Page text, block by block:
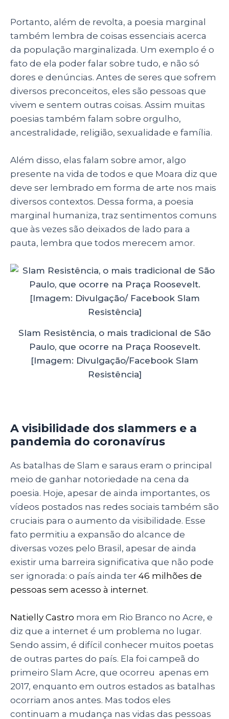
Portanto, além de revolta, a poesia marginal
também lembra de coisas essenciais acerca
da população marginalizada. Um exemplo é o
fato de ela poder falar sobre tudo, e não só
dores e denúncias. Antes de seres que sofrem
diversos preconceitos, eles são pessoas que
vivem e sentem outras coisas. Assim muitas
poesias também falam sobre orgulho,
ancestralidade, religião, sexualidade e família.
Além disso, elas falam sobre amor, algo
presente na vida de todos e que Moara diz que
deve ser lembrado em forma de arte nos mais
diversos contextos. Dessa forma, a poesia
marginal humaniza, traz sentimentos comuns
que às vezes são deixados de lado para a
pauta, lembra que todos merecem amor.
Slam Resistência, o mais tradicional de São
Paulo, que ocorre na Praça Roosevelt.
[Imagem: Divulgação/Facebook Slam
Resistência]
A visibilidade dos slammers e a
pandemia do coronavírus
As batalhas de Slam e saraus eram o principal
meio de ganhar notoriedade na cena da
poesia. Hoje, apesar de ainda importantes, os
vídeos postados nas redes sociais também são
cruciais para o aumento da visibilidade. Esse
fato permitiu a expansão do alcance de
diversas vozes pelo Brasil, apesar de ainda
existir uma barreira significativa que não pode
ser ignorada: o país ainda ter 46 milhões de
pessoas sem acesso à internet.
Natielly Castro mora em Rio Branco no Acre, e
diz que a internet é um problema no lugar.
Sendo assim, é difícil conhecer muitos poetas
de outras partes do país. Ela foi campeã do
primeiro Slam Acre, que ocorreu apenas em
2017, enquanto em outros estados as batalhas
ocorriam anos antes. Mas todos eles
continuam a mudança nas vidas das pessoas